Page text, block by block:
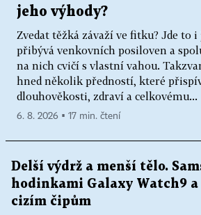
jeho výhody?
Zvedat těžká závaží ve fitku? Jde to
přibývá venkovních posiloven a
na nich cvičí s vlastní vahou.
hned několik předností, které
dlouhověkosti, zdraví a celkovému...
6. 8. 2026 ▪ 17 min. čtení
Delší výdrž a menší tělo.
hodinkami Galaxy Watch9
cizím čipům